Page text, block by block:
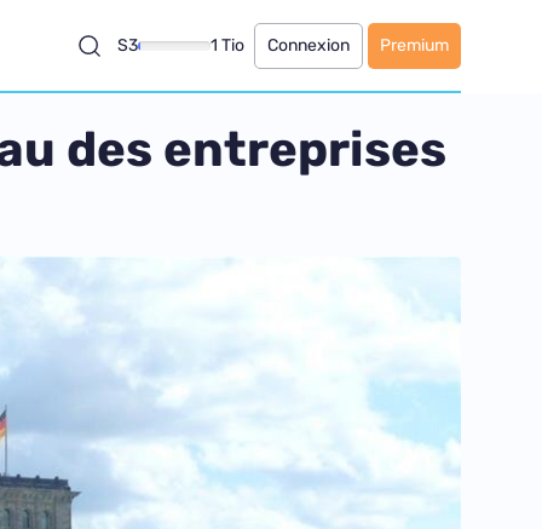
S3 1 Tio Connexion Premium
des entreprises